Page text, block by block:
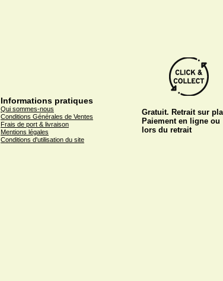
Informations pratiques
Qui sommes-nous
Conditions Générales de Ventes
Frais de port & livraison
Mentions légales
Conditions d'utilisation du site
Gratuit. Retrait sur
Paiement en ligne ou
lors du retrait